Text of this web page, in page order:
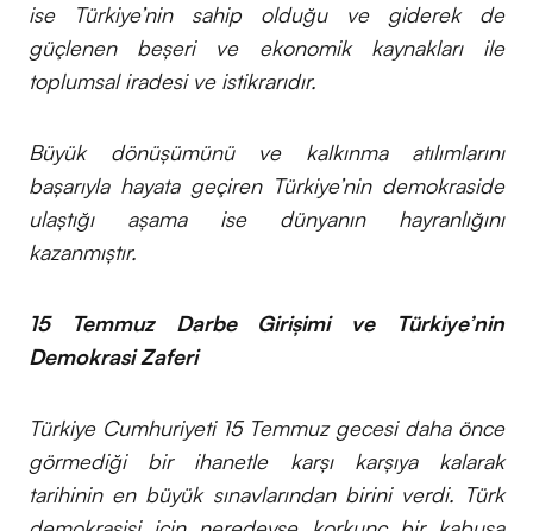
ise Türkiye’nin sahip olduğu ve giderek de
güçlenen beşeri ve ekonomik kaynakları ile
toplumsal iradesi ve istikrarıdır.
Büyük dönüşümünü ve kalkınma atılımlarını
başarıyla hayata geçiren Türkiye’nin demokraside
ulaştığı aşama ise dünyanın hayranlığını
kazanmıştır.
15 Temmuz Darbe Girişimi ve Türkiye’nin
Demokrasi Zaferi
Türkiye Cumhuriyeti 15 Temmuz gecesi daha önce
görmediği bir ihanetle karşı karşıya kalarak
tarihinin en büyük sınavlarından birini verdi. Türk